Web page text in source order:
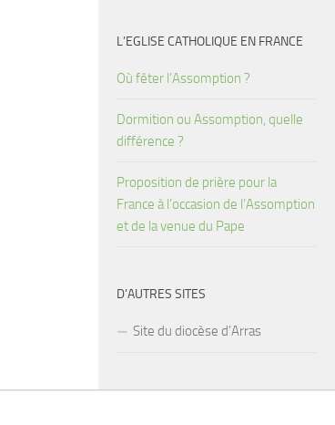
L’EGLISE CATHOLIQUE EN FRANCE
Où fêter l’Assomption ?
Dormition ou Assomption, quelle
différence ?
Proposition de prière pour la
France à l’occasion de l’Assomption
et de la venue du Pape
D’AUTRES SITES
Site du diocèse d’Arras